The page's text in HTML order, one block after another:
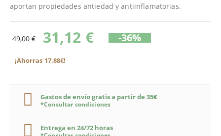
aportan propiedades antiedad y antiinflamatorias.
49,00 € 31,12 € -36%
¡Ahorras 17,88€!
Gastos de envío gratis a partir de 35€
*Consultar condiciones
Entrega en 24/72 horas